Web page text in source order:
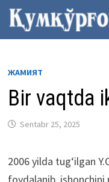
Skip
to
content
ЖАМИЯТ
Bir vaqtda
Sentabr 25, 2025
2006 yilda tug‘ilgan